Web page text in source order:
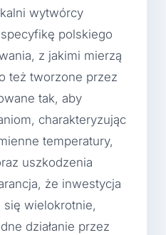
wytwórcy
polskiego
z jakimi mierzą
też tworzone przez
tak, aby
charakteryzując
temperatury,
uszkodzenia
że inwestycja
wielokrotnie,
działanie przez